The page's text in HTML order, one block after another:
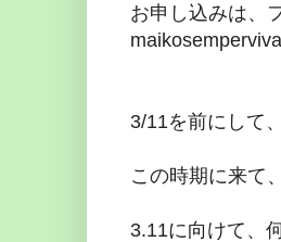
お申し込みは、
3/11を前にして、
この時期に来て
3.11に向けて、